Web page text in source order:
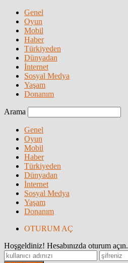
Genel
Oyun
Mobil
Haber
Türkiyeden
Dünyadan
İnternet
Sosyal Medya
Yaşam
Donanım
Arama
Genel
Oyun
Mobil
Haber
Türkiyeden
Dünyadan
İnternet
Sosyal Medya
Yaşam
Donanım
OTURUM AÇ
Hoşgeldiniz! Hesabınızda oturum açın.